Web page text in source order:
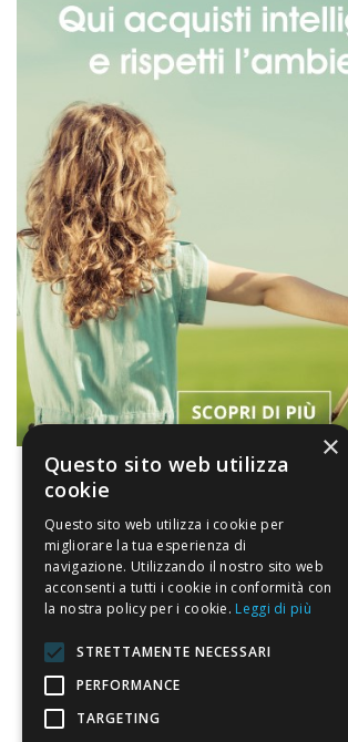
La nostra convenienza
Il risparmio che fa ambiente
Il nostro manifesto
Il blog
Perché fidarti
Vendi con noi
×
Questo sito web utilizza
cookie
Questo sito web utilizza i cookie per
migliorare la tua esperienza di
navigazione. Utilizzando il nostro sito web
acconsenti a tutti i cookie in conformità con
la nostra policy per i cookie. Leggi di più
STRETTAMENTE NECESSARI
PERFORMANCE
TARGETING